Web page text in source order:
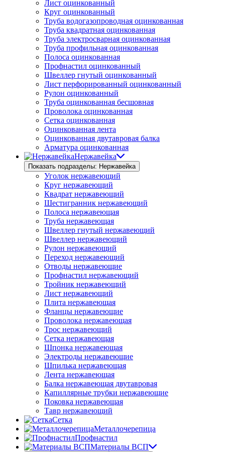
Лист оцинкованный
Круг оцинкованный
Труба водогазопроводная оцинкованная
Труба квадратная оцинкованная
Труба электросварная оцинкованная
Труба профильная оцинкованная
Полоса оцинкованная
Профнастил оцинкованный
Швеллер гнутый оцинкованный
Лист перфорированный оцинкованный
Рулон оцинкованный
Труба оцинкованная бесшовная
Проволока оцинкованная
Сетка оцинкованная
Оцинкованная лента
Оцинкованная двутавровая балка
Арматура оцинкованная
Нержавейка
Показать подразделы: Нержавейка
Уголок нержавеющий
Круг нержавеющий
Квадрат нержавеющий
Шестигранник нержавеющий
Полоса нержавеющая
Труба нержавеющая
Швеллер гнутый нержавеющий
Швеллер нержавеющий
Рулон нержавеющий
Переход нержавеющий
Отводы нержавеющие
Профнастил нержавеющий
Тройник нержавеющий
Лист нержавеющий
Плита нержавеющая
Фланцы нержавеющие
Проволока нержавеющая
Трос нержавеющий
Сетка нержавеющая
Шпонка нержавеющая
Электроды нержавеющие
Шпилька нержавеющая
Лента нержавеющая
Балка нержавеющая двутавровая
Капиллярные трубки нержавеющие
Поковка нержавеющая
Тавр нержавеющий
Сетка
Металлочерепица
Профнастил
Материалы ВСП